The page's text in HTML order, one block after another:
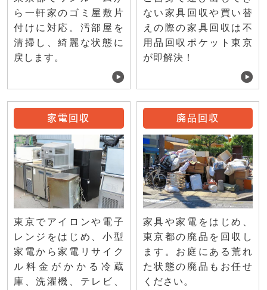
ら一軒家のゴミ屋敷片
付けに対応。汚部屋を
清掃し、綺麗な状態に
戻します。
ない家具回収や買い替
えの際の家具回収は不
用品回収ポケット東京
が即解決！
家電回収
東京でアイロンや電子
レンジをはじめ、小型
家電から家電リサイク
ル料金がかかる冷蔵
庫、洗濯機、テレビ、
廃品回収
家具や家電をはじめ、
東京都の廃品を回収し
ます。お庭にある荒れ
た状態の廃品もお任せ
ください。